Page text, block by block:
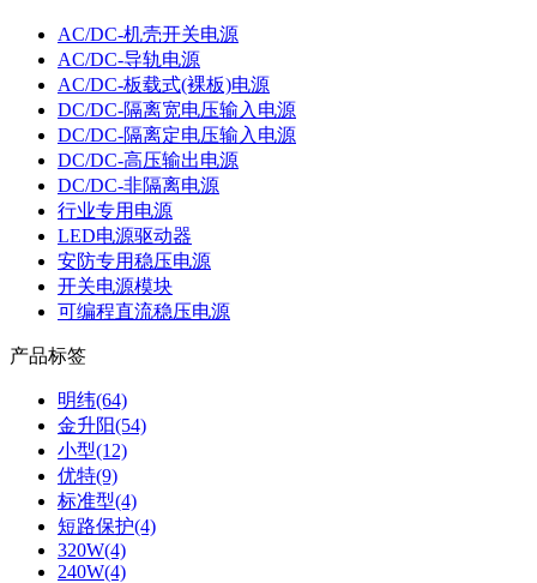
AC/DC-机壳开关电源
AC/DC-导轨电源
AC/DC-板载式(裸板)电源
DC/DC-隔离宽电压输入电源
DC/DC-隔离定电压输入电源
DC/DC-高压输出电源
DC/DC-非隔离电源
行业专用电源
LED电源驱动器
安防专用稳压电源
开关电源模块
可编程直流稳压电源
产品标签
明纬(64)
金升阳(54)
小型(12)
优特(9)
标准型(4)
短路保护(4)
320W(4)
240W(4)